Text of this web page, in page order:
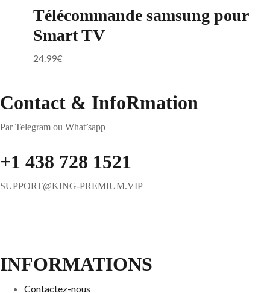
Télécommande samsung pour
Smart TV
24.99€
Contact & InfoRmation
Par Telegram ou What’sapp
+1 438 728 1521
SUPPORT@KING-PREMIUM.VIP
INFORMATIONS
Contactez-nous